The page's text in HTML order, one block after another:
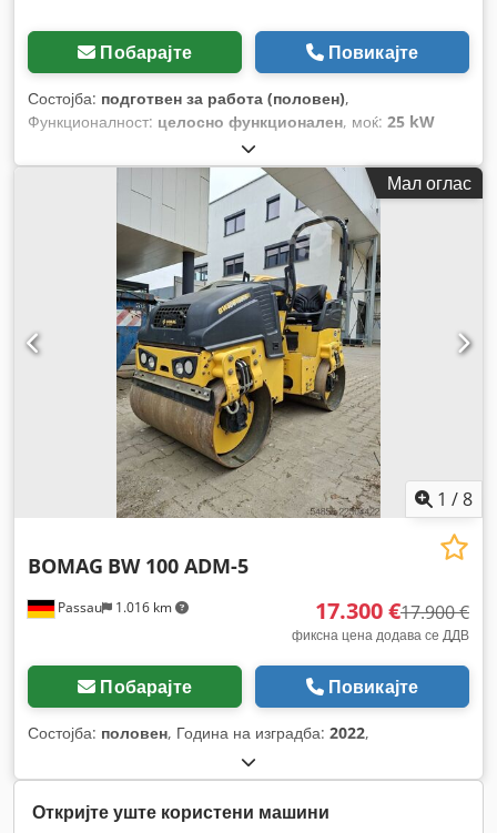
Побарајте Повикајте
Состојба: подготвен за работа (половен),
Функционалност: целосно функционален, моќ: 25 kW
, празна тежина:
изградба:2007, работни часови:2.950 h,
Мал оглас
1 /8
Passau 1.016 km
BOMAG BW 100 ADM-5
17.300 €17.900 €
фиксна цена додава се ДДВ
Побарајте Повикајте
Состојба: половен, Година на изградба: 2022,
Откријте уште користени машини